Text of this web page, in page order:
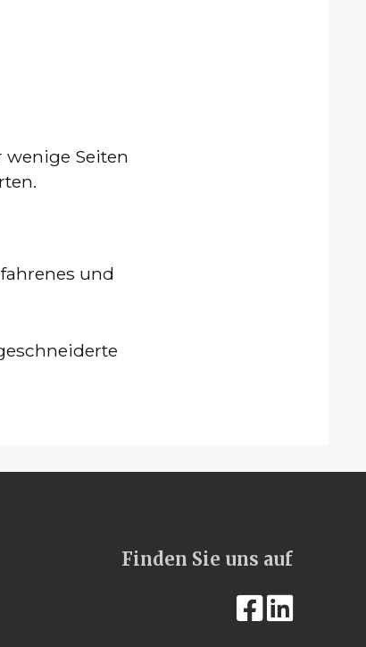
Seiten
und
Finden Sie uns auf